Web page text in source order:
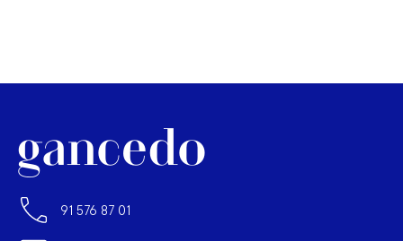
91 576 87 01